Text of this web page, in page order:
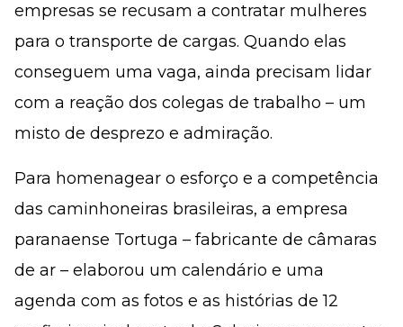
empresas se recusam a contratar mulheres
para o transporte de cargas. Quando elas
conseguem uma vaga, ainda precisam lidar
com a reação dos colegas de trabalho – um
misto de desprezo e admiração.
Para homenagear o esforço e a competência
das caminhoneiras brasileiras, a empresa
paranaense Tortuga – fabricante de câmaras
de ar – elaborou um calendário e uma
agenda com as fotos e as histórias de 12